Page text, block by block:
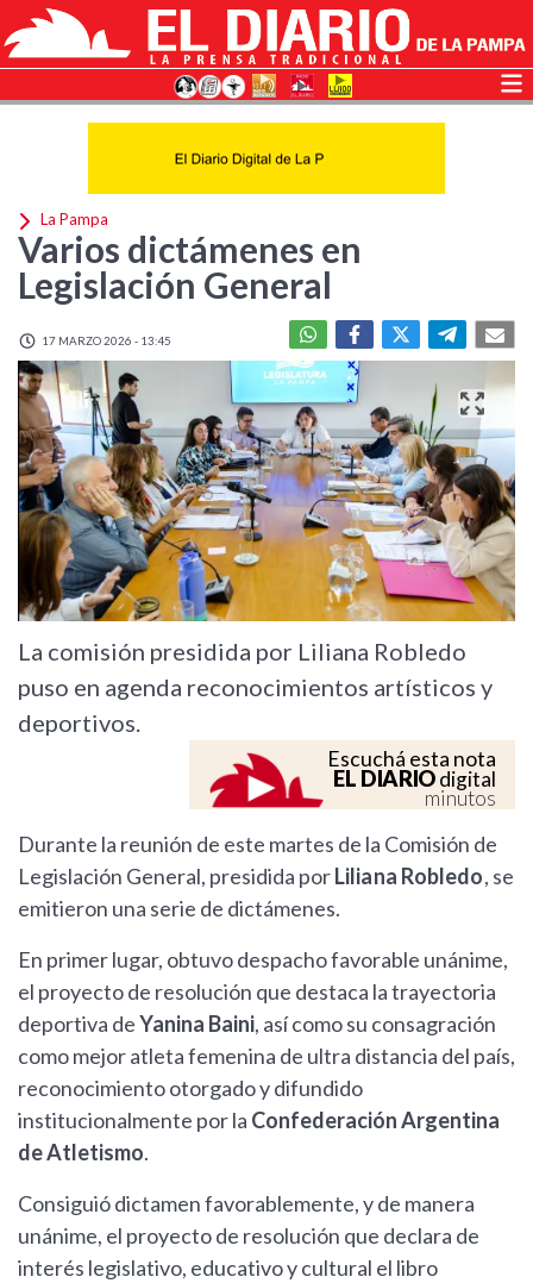
La Pampa
Varios dictámenes en
Legislación General
17 MARZO 2026 - 13:45
La comisión presidida por Liliana Robledo
puso en agenda reconocimientos artísticos y
deportivos.
Escuchá esta nota
EL DIARIOdigital
minutos
Durante la reunión de este martes de la Comisión de
Legislación General, presidida porLiliana Robledo, se
emitieron una serie de dictámenes.
En primer lugar, obtuvo despacho favorable unánime,
el proyecto de resolución que destaca la trayectoria
deportiva deYanina Baini, así como su consagración
como mejor atleta femenina de ultra distancia del país,
reconocimiento otorgado y difundido
institucionalmente por la Confederación Argentina
de Atletismo.
Consiguió dictamen favorablemente, y de manera
unánime, el proyecto de resolución que declara de
interés legislativo, educativo y cultural el libro